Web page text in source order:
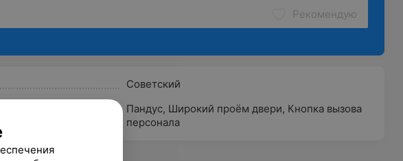
Рекомендую
Советский
Пандус, Широкий проём двери, Кнопка вызова
персонала